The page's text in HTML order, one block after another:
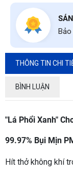
THÔNG TIN CHI
BÌNH LUẬN
"Lá Phổi Xanh"
99.97% Bụi Mịn
Hít thở không khí